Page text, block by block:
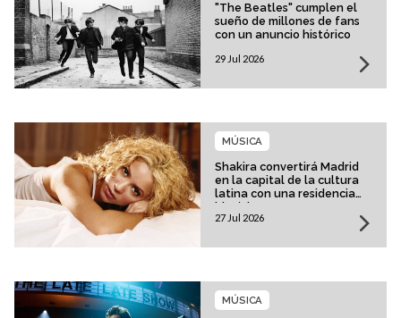
"The Beatles" cumplen el
sueño de millones de fans
con un anuncio histórico
29 Jul 2026
Shakira convertirá Madrid
en la capital de la cultura
latina con una residencia
histórica
MÚSICA
27 Jul 2026
MÚSICA